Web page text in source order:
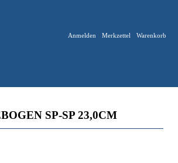
Anmelden Merkzettel Warenkorb
SP-SP 23,0CM